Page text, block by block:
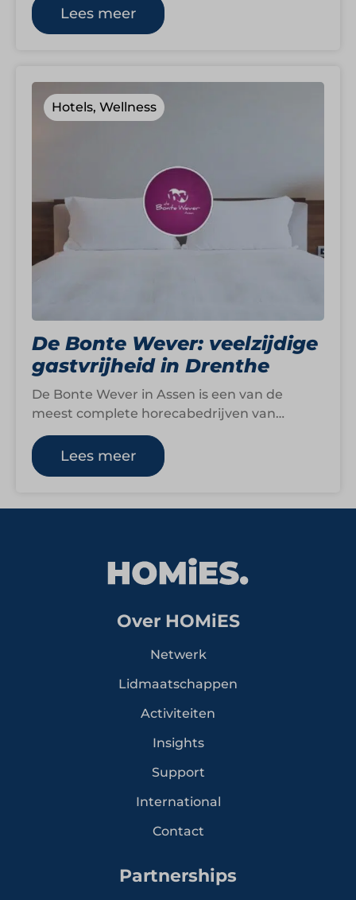
wellnessbedrijven in Nederland, België en
Duitsland. Gasten…
Lees meer
Hotels, Wellness
De Bonte Wever: veelzijdige
gastvrijheid in Drenthe
De Bonte Wever in Assen is een van de
meest complete horecabedrijven van
Nederland. Het viersterren superior hotel
combineert hotellerie,…
Lees meer
Over HOMiES
Netwerk
Lidmaatschappen
Activiteiten
Insights
Support
International
Contact
Partnerships